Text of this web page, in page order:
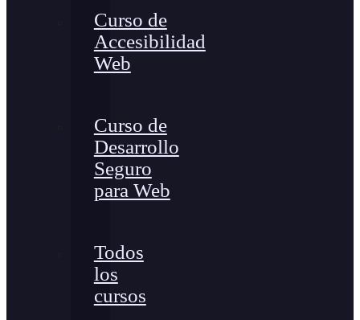
Curso de
Accesibilidad
Web
Curso de
Desarrollo
Seguro
para Web
Todos
los
cursos